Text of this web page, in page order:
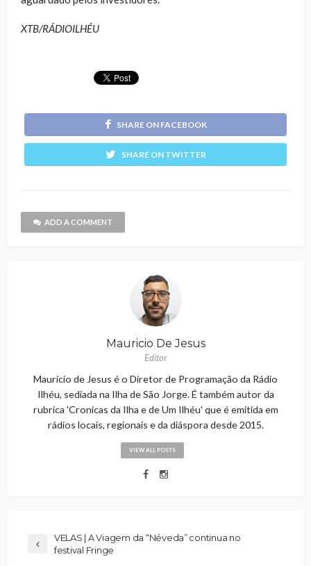
XTB/RÁDIOILHÉU
SHARE ON FACEBOOK
SHARE ON TWITTER
ADD A COMMENT
Mauricio De Jesus
Editor
Maurício de Jesus é o Diretor de Programação da Rádio
Ilhéu, sediada na Ilha de São Jorge. É também autor da
rubrica 'Cronicas da Ilha e de Um Ilhéu' que é emitida em
rádios locais, regionais e da diáspora desde 2015.
VIEW ALL POSTS
VELAS | A Viagem da “Néveda” continua no
festival Fringe